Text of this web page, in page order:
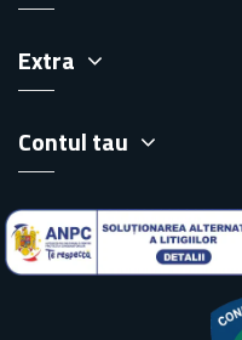
Extra
Contul tau